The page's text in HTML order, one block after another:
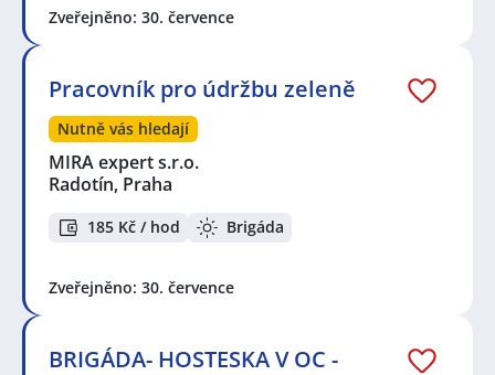
Zveřejněno: 30. července
Pracovník pro údržbu zeleně
Nutně vás hledají
MIRA expert s.r.o.
Radotín, Praha
185 Kč / hod Brigáda
Zveřejněno: 30. července
BRIGÁDA- HOSTESKA V OC -